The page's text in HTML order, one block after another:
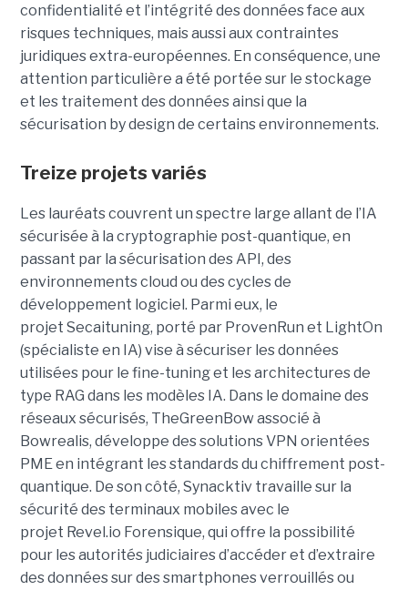
confidentialité et l’intégrité des données face aux
risques techniques, mais aussi aux contraintes
juridiques extra-européennes. En conséquence, une
attention particulière a été portée sur le stockage
et les traitement des données ainsi que la
sécurisation by design de certains environnements.
Treize projets variés
Les lauréats couvrent un spectre large allant de l’IA
sécurisée à la cryptographie post-quantique, en
passant par la sécurisation des API, des
environnements cloud ou des cycles de
développement logiciel. Parmi eux, le
projet Secaituning, porté par ProvenRun et LightOn
(spécialiste en IA) vise à sécuriser les données
utilisées pour le fine-tuning et les architectures de
type RAG dans les modèles IA. Dans le domaine des
réseaux sécurisés, TheGreenBow associé à
Bowrealis, développe des solutions VPN orientées
PME en intégrant les standards du chiffrement post-
quantique. De son côté, Synacktiv travaille sur la
sécurité des terminaux mobiles avec le
projet Revel.io Forensique, qui offre la possibilité
pour les autorités judiciaires d’accéder et d’extraire
des données sur des smartphones verrouillés ou